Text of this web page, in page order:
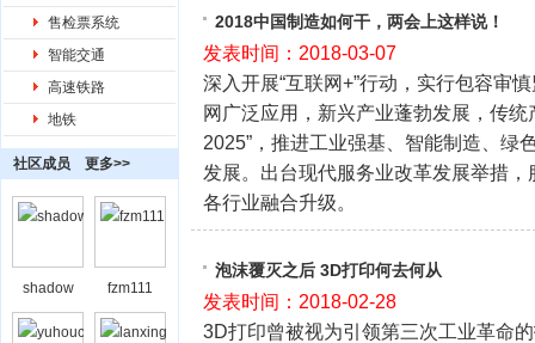
售检票系统
智能交通
高速铁路
地铁
社区成员 更多>>
shadow fzm111
2018中国制造如何干，两会上这样说！
发表时间：2018-03-07
深入开展“互联网+”行动，实行包容审
网广泛应用，新兴产业蓬勃发展，传
2025”，推进工业强基、智能制造、绿
发展。出台现代服务业改革发展举措
各行业融合升级。
泡沫覆灭之后 3D打印何去何从
发表时间：2018-02-28
3D打印曾被视为引领第三次工业革命